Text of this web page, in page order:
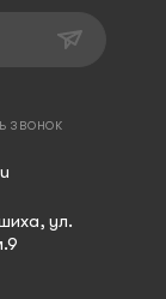
ЗВОНОК
ул.